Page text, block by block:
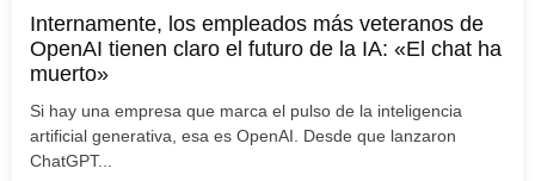
Internamente, los empleados más veteranos de
OpenAI tienen claro el futuro de la IA: «El chat ha
muerto»
Si hay una empresa que marca el pulso de la inteligencia
artificial generativa, esa es OpenAI. Desde que lanzaron
ChatGPT...